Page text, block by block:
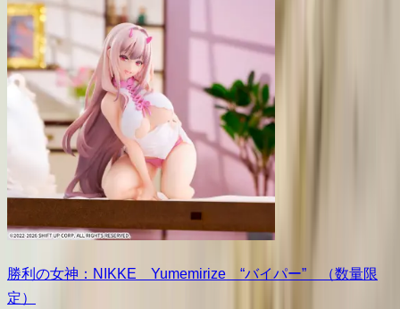
勝利の女神：NIKKE Yumemirize “バイパー” （数量限
定）